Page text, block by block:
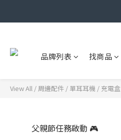
品牌列表 找商品
View All / 周邊配件 / 單耳耳機 / 充電盒
父親節任務啟動 🎮